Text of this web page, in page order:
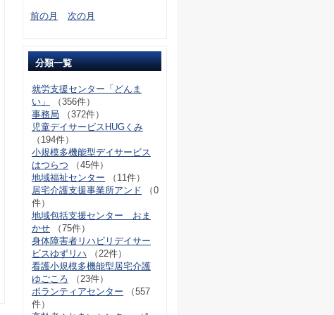
前の月
次の月
分類一覧
就労支援センター「どんま
い」
（356件）
事務局 （372件）
児童デイサービスHUGくみ
（194件）
小規模多機能型デイサービス
はつらつ （45件）
地域福祉センター （11件）
居宅介護支援事業所アンド （0
件）
地域包括支援センター おま
かせ （75件）
身体障害者リハビリデイサー
ビスゆずリハ （22件）
看護小規模多機能型居宅介護
ゆごころ （23件）
ボランティアセンター （557
件）